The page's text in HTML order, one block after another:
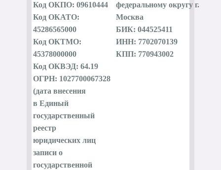
Код ОКПО: 09610444
Код ОКАТО:
45286565000
Код ОКТМО:
45378000000
Код ОКВЭД: 64.19
ОГРН: 1027700067328
(дата внесения
в Единый
государственный
реестр
юридических лиц
записи о
государственной
федеральному округу г.
Москва
БИК: 044525411
ИНН: 7702070139
КПП: 770943002